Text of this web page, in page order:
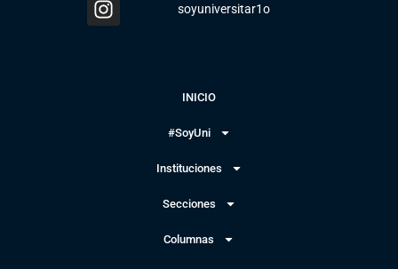
soyuniversitar1o
INICIO
#SoyUni
Instituciones
Secciones
Columnas